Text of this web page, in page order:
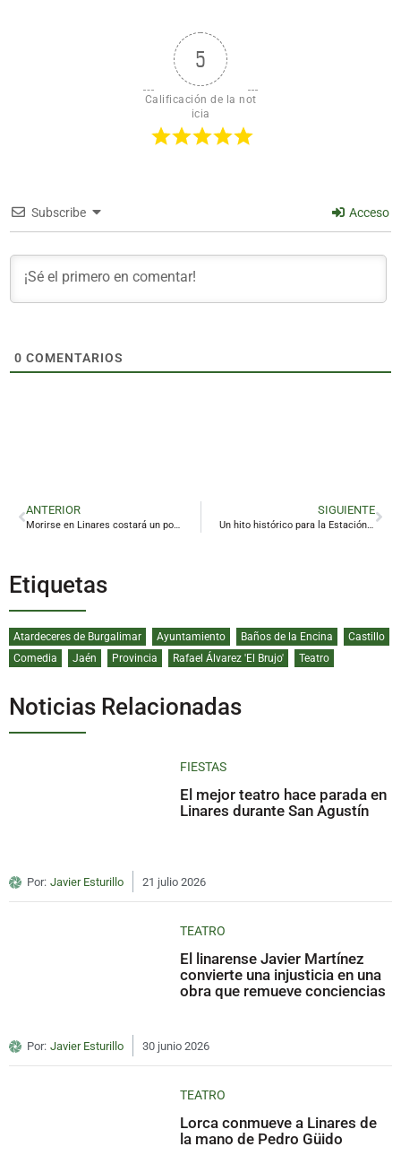
5
Calificación de la not
icia
Subscribe Acceso
0 COMENTARIOS
ANTERIOR
Morirse en Linares costará un poco más
SIGUIENTE
Un hito histórico para la Estación Linares-Baeza
Etiquetas
Atardeceres de Burgalimar Ayuntamiento Baños de la Encina
Castillo
Comedia
Jaén Provincia Rafael Álvarez 'El Brujo' Teatro
Noticias Relacionadas
FIESTAS
El mejor teatro hace parada en
Linares durante San Agustín
Por: Javier Esturillo 21 julio 2026
TEATRO
El linarense Javier Martínez
convierte una injusticia en una
obra que remueve conciencias
Por: Javier Esturillo 30 junio 2026
TEATRO
Lorca conmueve a Linares de
la mano de Pedro Güido